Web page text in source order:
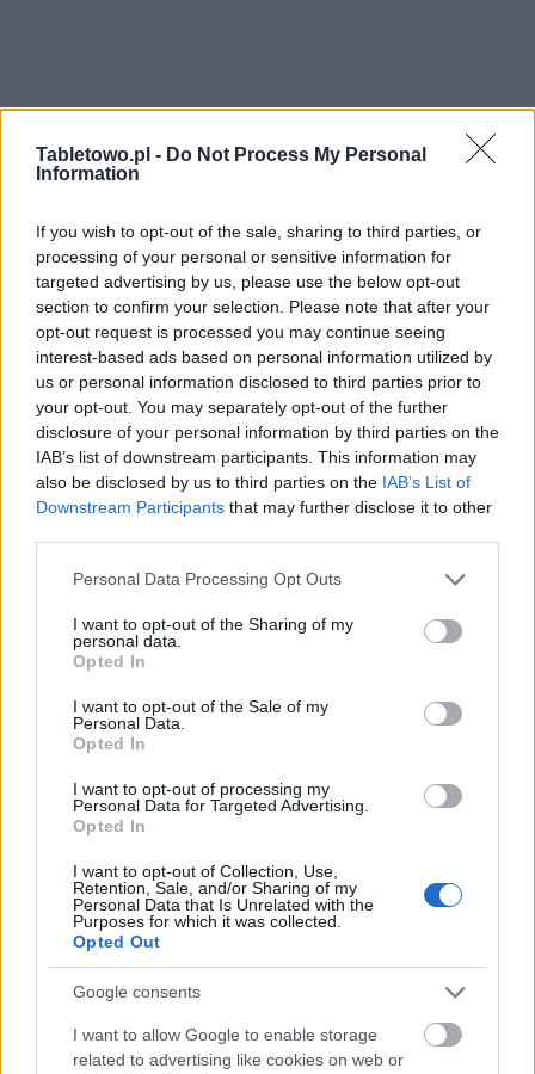
Tabletowo.pl - Do Not Process My Personal
Information
If you wish to opt-out of the sale, sharing to third parties, or
processing of your personal or sensitive information for
targeted advertising by us, please use the below opt-out
section to confirm your selection. Please note that after your
opt-out request is processed you may continue seeing
interest-based ads based on personal information utilized by
us or personal information disclosed to third parties prior to
your opt-out. You may separately opt-out of the further
disclosure of your personal information by third parties on the
IAB’s list of downstream participants. This information may
also be disclosed by us to third parties on the IAB’s List of
Downstream Participants that may further disclose it to other
Please note that this website/app uses one or more Google
not limited to your visit or usage behaviour. You may click to
grant or deny consent to Google and its third-party tags to
use your data for below specified purposes in below Google
consent section.
Personal Data Processing Opt Outs
I want to opt-out of the Sharing of my
personal data.
Opted In
I want to opt-out of the Sale of my
Personal Data.
Opted In
I want to opt-out of processing my
Personal Data for Targeted Advertising.
Opted In
I want to opt-out of Collection, Use,
Retention, Sale, and/or Sharing of my
Personal Data that Is Unrelated with the
Purposes for which it was collected.
Opted Out
Google consents
I want to allow Google to enable storage
related to advertising like cookies on web or